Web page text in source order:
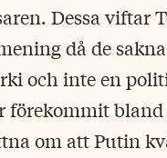
Dessa viftar
då de
och inte en
förekommit
om att Putin